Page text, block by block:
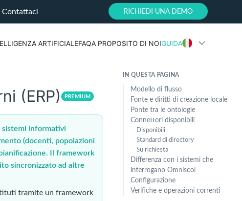
Contattaci RICHIEDI UNA DEMO
ARTIFICIALEFAQA PROPOSITO DI NOIGUIDA
(ERP) PREMIUM
sistemi informativi
(docenti, popolazioni
Il framework
sincronizzato ad altre
tramite un framework
IN QUESTA PAGINA
Modello di flusso
Fonte e diritti di creazione locale
Ponte tra le ontologie
Connettori disponibili
Disponibili
Standard di directory
Su richiesta
Differenza con i sistemi che
interrogano Omniscol
Configurazione
Verifiche e operazioni correnti